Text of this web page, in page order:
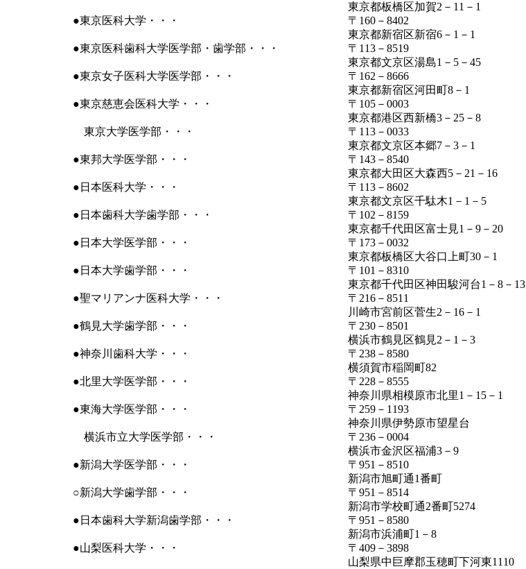
東京都板橋区加賀2－11－1
●東京医科大学・・・
〒160－8402
東京都新宿区新宿6－1－1
●東京医科歯科大学医学部・歯学部・・・
〒113－8519
東京都文京区湯島1－5－45
●東京女子医科大学医学部・・・
〒162－8666
東京都新宿区河田町8－1
●東京慈恵会医科大学・・・
〒105－0003
東京都港区西新橋3－25－8
東京大学医学部・・・
〒113－0033
東京都文京区本郷7－3－1
●東邦大学医学部・・・
〒143－8540
東京都大田区大森西5－21－16
●日本医科大学・・・
〒113－8602
東京都文京区千駄木1－1－5
●日本歯科大学歯学部・・・
〒102－8159
東京都千代田区富士見1－9－20
●日本大学医学部・・・
〒173－0032
東京都板橋区大谷口上町30－1
●日本大学歯学部・・・
〒101－8310
東京都千代田区神田駿河台1－8－13
●聖マリアンナ医科大学・・・
〒216－8511
川崎市宮前区菅生2－16－1
●鶴見大学歯学部・・・
〒230－8501
横浜市鶴見区鶴見2－1－3
●神奈川歯科大学・・・
〒238－8580
横須賀市稲岡町82
●北里大学医学部・・・
〒228－8555
神奈川県相模原市北里1－15－1
●東海大学医学部・・・
〒259－1193
神奈川県伊勢原市望星台
横浜市立大学医学部・・・
〒236－0004
横浜市金沢区福浦3－9
●新潟大学医学部・・・
〒951－8510
新潟市旭町通1番町
○新潟大学歯学部・・・
〒951－8514
新潟市学校町通2番町5274
●日本歯科大学新潟歯学部・・・
〒951－8580
新潟市浜浦町1－8
●山梨医科大学・・・
〒409－3898
山梨県中巨摩郡玉穂町下河東1110